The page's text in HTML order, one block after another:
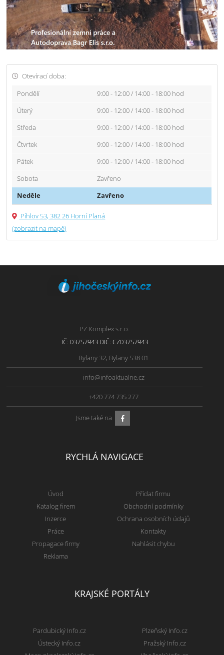
Otevírací doba:
Pondělí
9:00 - 12:00 / 14:00 - 18:00 hod
Úterý
9:00 - 12:00 / 14:00 - 18:00 hod
Středa
9:00 - 12:00 / 14:00 - 18:00 hod
Čtvrtek
9:00 - 12:00 / 14:00 - 18:00 hod
Pátek
9:00 - 12:00 / 14:00 - 18:00 hod
Sobota
Zavřeno
Neděle
Zavřeno
Pihlov 53, 382 26 Horní Planá
(zobrazit na mapě)
PZ Komplex s.r.o.
IČ: 03757943 DIČ: CZ03757943
Bylany 32, Bylany 538 01
info@infoaktualne.cz
+420 774 735 277
Jsme také na
RYCHLÁ NAVIGACE
Úvod
Katalog firem
Inzerce
Práce
Propagace firmy
Reklama
Přidat firmu
Obchodní podmínky
Ochrana osobních údajů
Kontakty
Nahlásit chybu
KRAJSKÉ PORTÁLY
Pardubický Info.cz
Ústecký Info.cz
Plzeňský Info.cz
Pražský Info.cz